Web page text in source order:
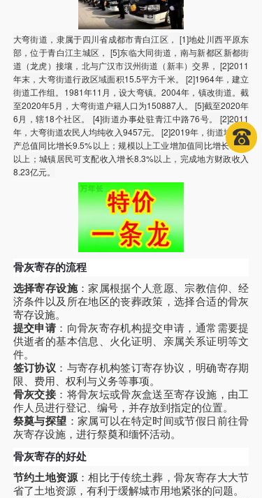
大弯街道，隶属于四川省成都市青白江区， [1]地处川西平原东
部，位于青白江主城区， [5]东临大同街道，南与新都区新都街
道（龙虎）接壤，北与广汉市汉州街道（新丰）交界， [2]2011
年末，大弯街道行政区域面积15.5平方千米。 [2]1964年，建立
街道工作组。1981年11月，设大弯镇。2004年，镇改街道。截
至2020年5月，大弯街道户籍人口为150887人。 [5]截至2020年
6月，辖18个社区。 [4]街道办事处驻青江中路76号。 [2]2011
年，大弯街道农民人均纯收入9457元。 [2]2019年，街道地区生
产总值同比增长9.5%以上；规模以上工业增加值同比增长7.5%
以上；城镇居民可支配收入增长8.3%以上，完成地方财政收入
8.23亿元。
骨灰寄存的流程
选择寄存设施：家属根据个人意愿、宗教信仰、经
济条件以及所在地区的丧葬政策，选择合适的骨灰
寄存设施。
提交申请 ：向骨灰寄存机构提交申请，通常需要提
供逝者的基本信息、火化证明、亲属关系证明等文
件。
签订协议 ：与寄存机构签订寄存协议，明确寄存期
限、费用、权利与义务等事项。
骨灰交接 ：将骨灰坛或骨灰盒送至寄存设施，由工
作人员进行登记、编号，并存放到指定的位置。
祭奠与探望 ：家属可以在特定时间或节假日前往骨
灰寄存设施，进行祭奠和缅怀活动。
骨灰寄存的好处
节约土地资源：相比于传统土葬，骨灰寄存大大节
省了土地资源，有利于缓解城市用地紧张的问题。